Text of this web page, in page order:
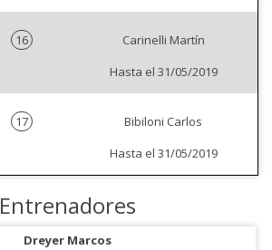
16
Carinelli Martín
Hasta el 31/05/2019
17
Bibiloni Carlos
Hasta el 31/05/2019
Entrenadores
Dreyer Marcos